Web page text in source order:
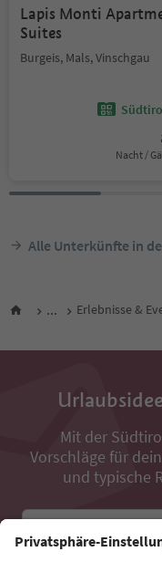
Lapis Monti
Suites
Burgeis, Mals, Vinschgau
Nacht /
Alle Unterkünfte in
... Erlebnisse &
Mit der
Vorschläge für
und typische